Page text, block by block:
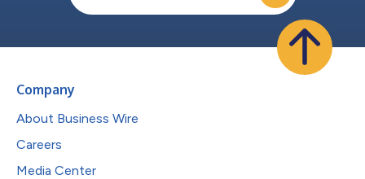
Company
About Business Wire
Careers
Media Center